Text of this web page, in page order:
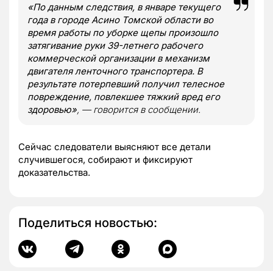
«По данным следствия, в январе текущего
года в городе Асино Томской области во
время работы по уборке щепы произошло
затягивание руки 39-летнего рабочего
коммерческой организации в механизм
двигателя ленточного транспортера. В
результате потерпевший получил телесное
повреждение, повлекшее тяжкий вред его
здоровью», — говорится в сообщении.
Сейчас следователи выясняют все детали
случившегося, собирают и фиксируют
доказательства.
Поделиться новостью: